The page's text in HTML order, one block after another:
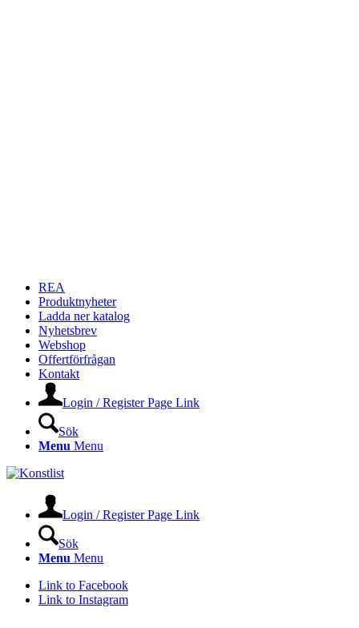
REA
Produktnyheter
Ladda ner katalog
Nyhetsbrev
Webshop
Offertförfrågan
Kontakt
Login / Register Page Link
Sök
Menu Menu
Login / Register Page Link
Sök
Menu Menu
Link to Facebook
Link to Instagram